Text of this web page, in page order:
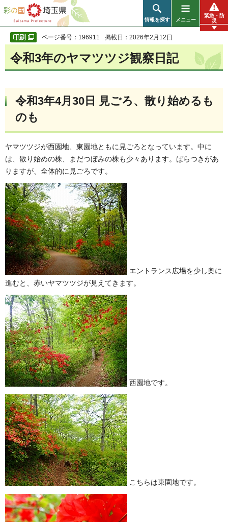
彩の国 埼玉県
情報を探す メニュー
緊急・防
災
ページ番号：196911 掲載日：2026年2月12日
令和3年のヤマツツジ観察日記
令和3年4月30日 見ごろ、散り始めるも
のも
ヤマツツジが西園地、東園地ともに見ごろとなっています。中に
は、散り始めの株、まだつぼみの株も少々あります。ばらつきがあ
りますが、全体的に見ごろです。
エントランス広場を少し奥に
進むと、赤いヤマツツジが見えてきます。
西園地です。
こちらは東園地です。